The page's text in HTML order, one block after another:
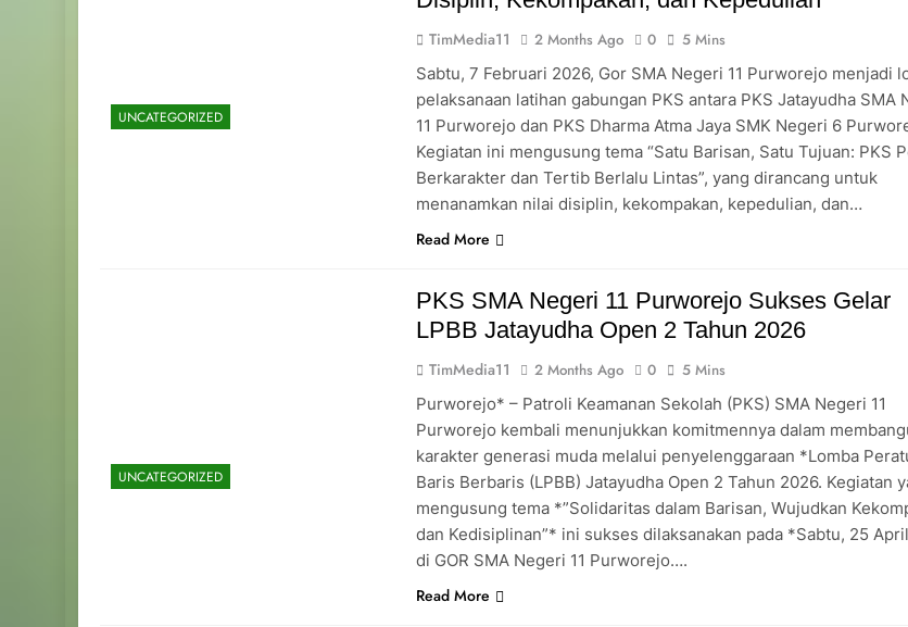
UNCATEGORIZED
TimMedia11 2 Months Ago 0
5 Mins
Sabtu, 7 Februari 2026, Gor SMA Negeri 11 Purworejo menjadi
pelaksanaan latihan gabungan PKS antara PKS Jatayudha SMA
11 Purworejo dan PKS Dharma Atma Jaya SMK Negeri 6
Kegiatan ini mengusung tema “Satu Barisan, Satu Tujuan: PKS
Berkarakter dan Tertib Berlalu Lintas”, yang dirancang untuk
menanamkan nilai disiplin, kekompakan, kepedulian, dan…
Read More
UNCATEGORIZED
PKS SMA Negeri 11 Purworejo Sukses Gelar
LPBB Jatayudha Open 2 Tahun 2026
TimMedia11 2 Months Ago 0
5 Mins
Purworejo* – Patroli Keamanan Sekolah (PKS) SMA Negeri 11
Purworejo kembali menunjukkan komitmennya dalam
karakter generasi muda melalui penyelenggaraan *Lomba
Baris Berbaris (LPBB) Jatayudha Open 2 Tahun 2026. Kegiatan
mengusung tema *”Solidaritas dalam Barisan, Wujudkan
dan Kedisiplinan”* ini sukses dilaksanakan pada *Sabtu, 25
di GOR SMA Negeri 11 Purworejo….
Read More